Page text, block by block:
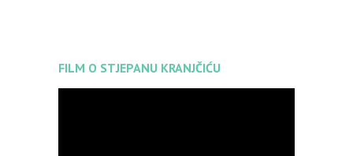
FILM O STJEPANU KRANJČIĆU